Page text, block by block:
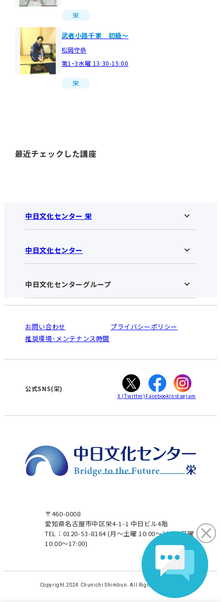
栄
武者小路千家 初級～
松岡守恭
第1・3水曜 13:30-15:00
栄
最近チェックした講座
中日文化センター 栄
中日文化センター 栄HOME
お知らせ
アクセス･営業時間
お申し込みの流れ
入会と受講のご案内
中日文化センター
中日文化センターHOME
中日文化センターとは
受講規約・会員特典
ご利用ガイド
オンライン講座受講の手順
WEBサイトのよくある質問
中日文化センターグループ
南大高
犬山
高蔵寺
大垣
津
お問い合わせ
プライバシーポリシー
推奨環境･メンテナンス時間
〒460-0008
愛知県名古屋市中区栄4-1-1 中日ビル4階
TEL：0120-53-8164(月～土曜 10:00～19:00 日曜
10:00～17:00)
公式SNS(栄)
X (Twitter) FacebookInstagram
Copyright 2024 Chunichi Shimbun. All Rights Reserved.